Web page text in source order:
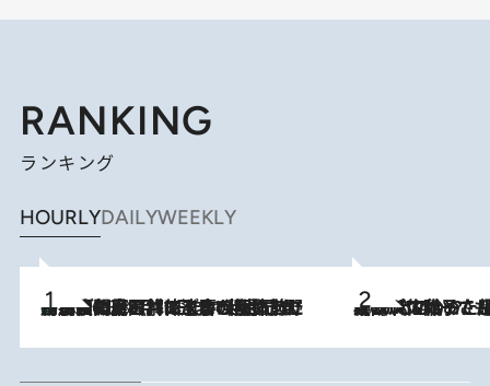
RANKING
ランキング
HOURLYDAILYWEEKLY
2026.8.8
「最後に見られてよかった」上野動物園の東園パンダ舎が解体前に特別公開。8月16日まで延長されたパネル展と共に辿る“半世紀”のパンダ飼育《解体工事の図面あり》 2026.8.5
【阿川佐和子さんの年とる力】なぜ70代で始めた趣味は“こんなに楽しい”のか？ ピアノ、俳句…スランプに陥っても続けられる“ある秘訣”とは